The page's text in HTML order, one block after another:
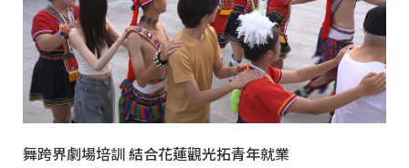
舞跨界劇場培訓 結合花蓮觀光拓青年就業